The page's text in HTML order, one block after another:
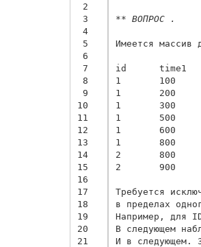
2
3
4
5
6
7
8
9
10
11
12
13
14
15
16
17
18
19
20
21
** ВОПРОС .
Имеется массив
id      time1
1       100
1       200
1       300
1       500
1       600
1       800
2       800
2       900
Требуется
в пределах
Например, для
В следующем
И в следующем.